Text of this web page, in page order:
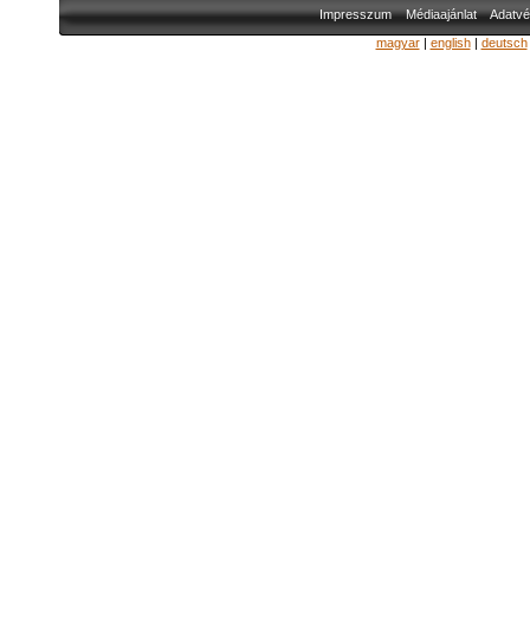
Impresszum Médiaajánlat
magyar| english| deutsch